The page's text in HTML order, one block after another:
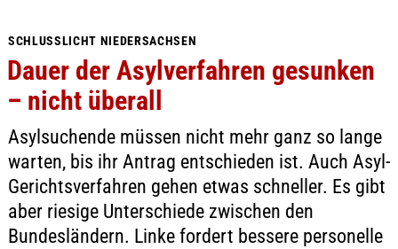
SCHLUSSLICHT NIEDERSACHSEN
Dauer der Asylverfahren gesunken
– nicht überall
Asylsuchende müssen nicht mehr ganz so lange
warten, bis ihr Antrag entschieden ist. Auch Asyl-
Gerichtsverfahren gehen etwas schneller. Es gibt
aber riesige Unterschiede zwischen den
Bundesländern. Linke fordert bessere personelle